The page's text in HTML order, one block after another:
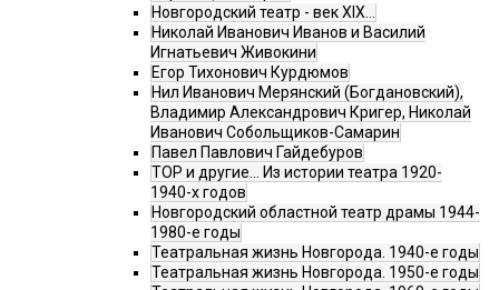
Новгородский театр - век XIX…
Николай Иванович Иванов и Василий
Игнатьевич Живокини
Егор Тихонович Курдюмов
Нил Иванович Мерянский (Богдановский),
Владимир Александрович Кригер, Николай
Иванович Собольщиков-Самарин
Павел Павлович Гайдебуров
ТОР и другие… Из истории театра 1920-
1940-х годов
Новгородский областной театр драмы 1944-
1980-е годы
Театральная жизнь Новгорода. 1940-е годы
Театральная жизнь Новгорода. 1950-е годы